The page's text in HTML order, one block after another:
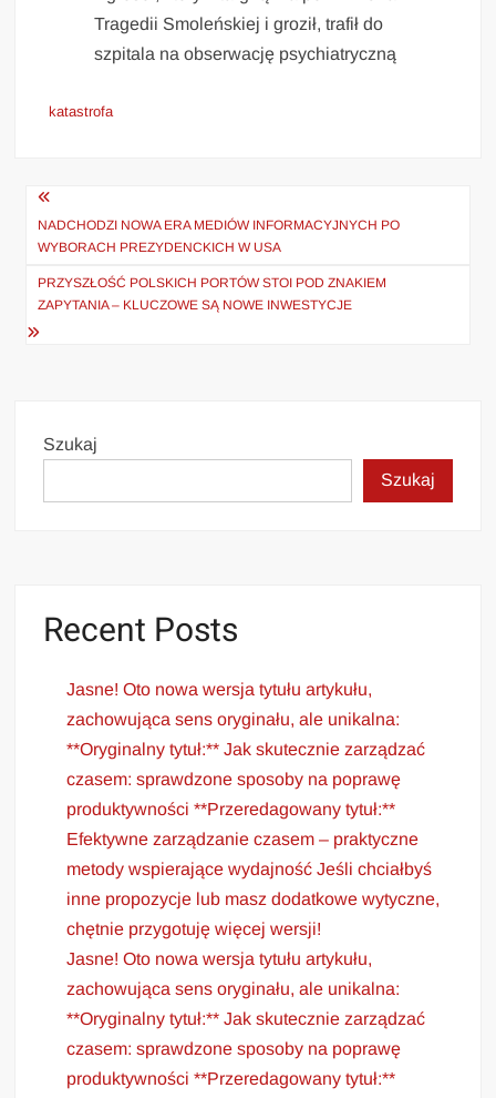
Tragedii Smoleńskiej i groził, trafił do
szpitala na obserwację psychiatryczną
katastrofa
Nawigacja
wpisu
NADCHODZI NOWA ERA MEDIÓW INFORMACYJNYCH PO
WYBORACH PREZYDENCKICH W USA
PRZYSZŁOŚĆ POLSKICH PORTÓW STOI POD ZNAKIEM
ZAPYTANIA – KLUCZOWE SĄ NOWE INWESTYCJE
Szukaj
Szukaj
Recent Posts
Jasne! Oto nowa wersja tytułu artykułu,
zachowująca sens oryginału, ale unikalna:
**Oryginalny tytuł:** Jak skutecznie zarządzać
czasem: sprawdzone sposoby na poprawę
produktywności **Przeredagowany tytuł:**
Efektywne zarządzanie czasem – praktyczne
metody wspierające wydajność Jeśli chciałbyś
inne propozycje lub masz dodatkowe wytyczne,
chętnie przygotuję więcej wersji!
Jasne! Oto nowa wersja tytułu artykułu,
zachowująca sens oryginału, ale unikalna:
**Oryginalny tytuł:** Jak skutecznie zarządzać
czasem: sprawdzone sposoby na poprawę
produktywności **Przeredagowany tytuł:**